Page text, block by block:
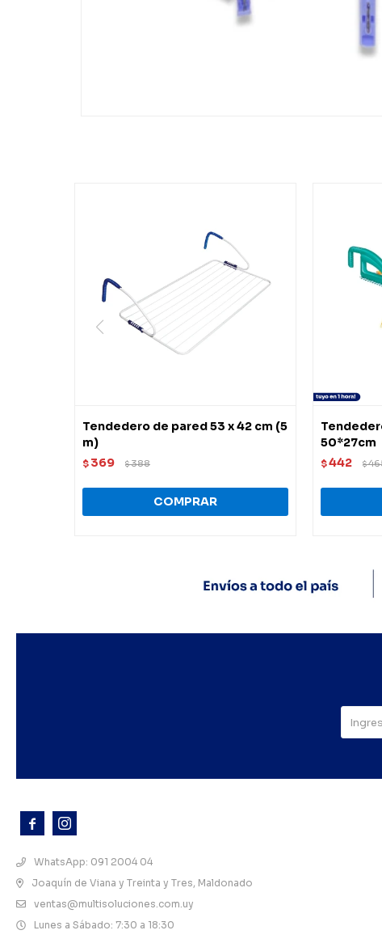
Tendedero de pared 53 x 42 cm (5
m)
$ 369 $388
50*27cm
$442 $
 
WhatsApp: 091 2004 04
Joaquín de Viana y Treinta y Tres, Maldonado
ventas@multisoluciones.com.uy
Lunes a Sábado: 7:30 a 18:30